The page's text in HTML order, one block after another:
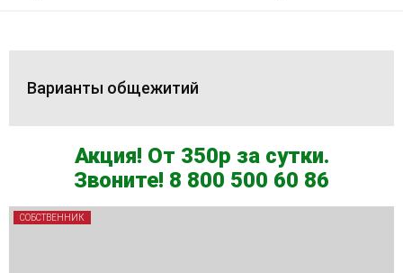
Варианты общежитий
Акция! От 350р за сутки.
Звоните! 8 800 500 60 86
СОБСТВЕННИК